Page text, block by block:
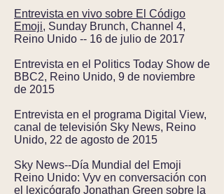
Entrevista en vivo sobre El Código
Emoji, Sunday Brunch, Channel 4,
Reino Unido -- 16 de julio de 2017
Entrevista en el Politics Today Show de
BBC2, Reino Unido, 9 de noviembre
de 2015
Entrevista en el programa Digital View,
canal de televisión Sky News, Reino
Unido, 22 de agosto de 2015
Sky News--Día Mundial del Emoji
Reino Unido: Vyv en conversación con
el lexicógrafo Jonathan Green sobre la